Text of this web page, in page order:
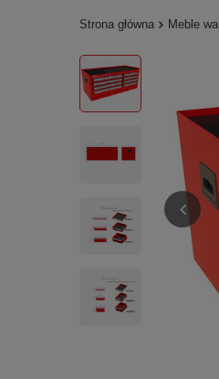
Strona główna Meble